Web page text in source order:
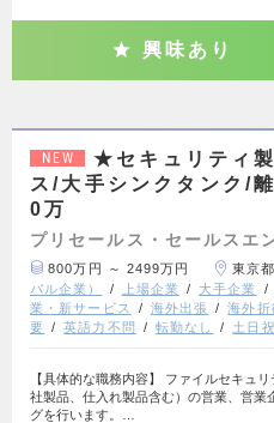
興味あり
NEW
★セキュリティ
ス/大手シンクタンク/
0万
プリセールス・セールスエ
800万円 ～ 2499万円 東京都
バル企業）
上場企業 大手企業
業・新サービス
海外出張 海外折
要
英語力不問 転勤なし 土日
【具体的な職務内容】 ファイルセキュ
社製品、仕入れ製品含む）の営業、営業
グを行います。…